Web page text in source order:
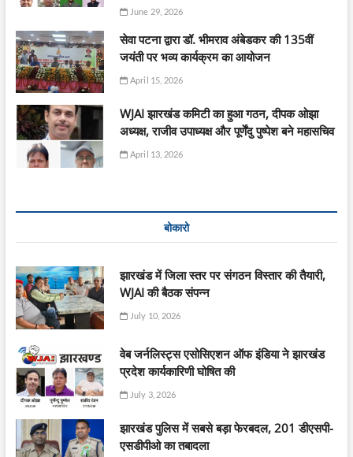
June 29, 2026
सेवा पटना द्वारा डॉ. भीमराव अंबेडकर की 135वीं
जयंती पर भव्य कार्यक्रम का आयोजन
April 15, 2026
WJAI झारखंड कमिटी का हुआ गठन, दीपक ओझा
अध्यक्ष, राजीव उपाध्यक्ष और पूर्णेंदु पुष्पेश बने महासचिव
April 13, 2026
बोकारो
झारखंड में जिला स्तर पर संगठन विस्तार की तैयारी,
WJAI की बैठक संपन्न
July 10, 2026
वेब जर्नलिस्ट्स एसोसिएशन ऑफ इंडिया ने झारखंड
प्रदेश कार्यकारिणी घोषित की
July 3, 2026
झारखंड पुलिस में सबसे बड़ा फेरबदल, 201 डीएसपी-
एसडीपीओ का तबादला